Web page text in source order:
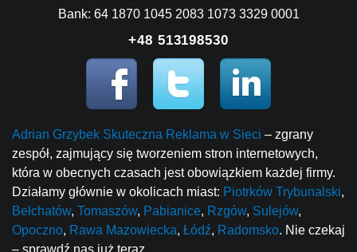
Bank: 64 1870 1045 2083 1073 3329 0001
+48 513198530
Adrian Grzybek Skuteczna Reklama w Sieci – zgrany
zespół, zajmujący się tworzeniem stron internetowych,
która w obecnych czasach jest obowiązkiem każdej firmy.
Działamy głównie w okolicach miast: Piotrków Trybunalski,
Bełchatów, Tomaszów, Pabianice, Rzgów, Sulejów,
Opoczno, Rawa Mazowiecka, Łódź, Radomsko. Nie czekaj